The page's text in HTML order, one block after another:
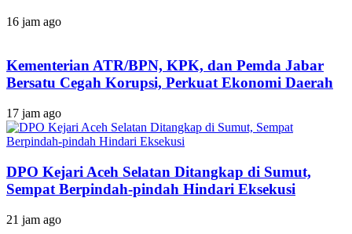
16 jam ago
Kementerian ATR/BPN, KPK, dan Pemda Jabar
Bersatu Cegah Korupsi, Perkuat Ekonomi Daerah
17 jam ago
DPO Kejari Aceh Selatan Ditangkap di Sumut,
Sempat Berpindah-pindah Hindari Eksekusi
21 jam ago